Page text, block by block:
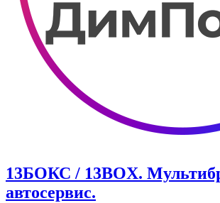
13БОКС / 13BOX.
автосервис.